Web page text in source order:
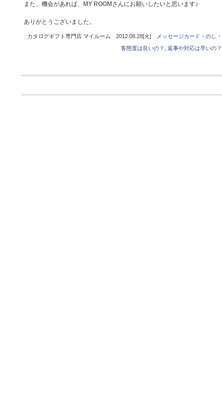
また、機会があれば、MY ROOMさんにお願いしたいと思います♪
ありがとうございました。
カタログギフト専門店 マイルーム 2012.08.28[火]
メッセージカード・のし
客態度は良いの？
返事や対応は早いの？